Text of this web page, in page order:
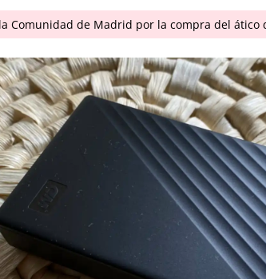
Comunidad de Madrid por la compra del ático